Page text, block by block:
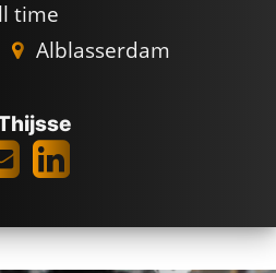
time
Alblasserdam